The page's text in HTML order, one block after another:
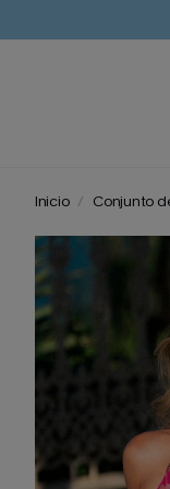
Inicio Conjunto